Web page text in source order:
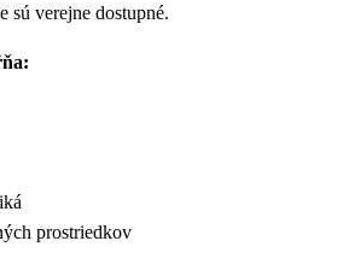
sú verejne dostupné.
prostriedkov